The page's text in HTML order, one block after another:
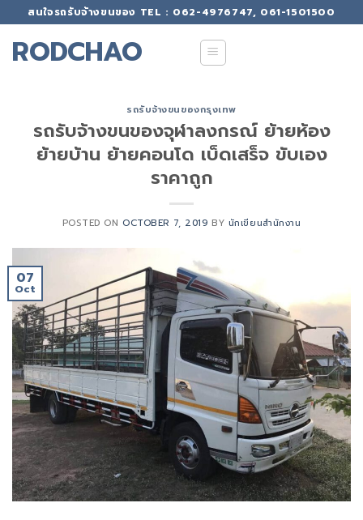
to
content
สนใจรถรับจ้างขนของ TEL : 062-4976747, 061-1501500
RODCHAO
รถรับจ้างขนของกรุงเทพ
รถรับจ้างขนของจุฬาลงกรณ์ ย้ายห้อง
ย้ายบ้าน ย้ายคอนโด เบ็ดเสร็จ ขับเอง
ราคาถูก
POSTED ONOCTOBER 7, 2019 BY นักเขียนสำนักงาน
07
Oct